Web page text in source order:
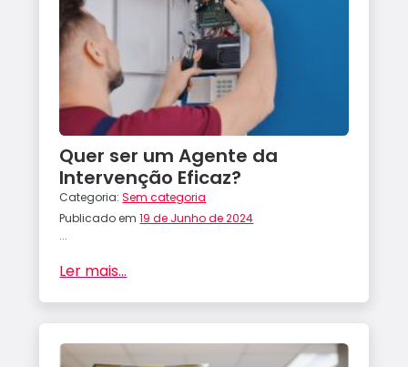
Quer ser um Agente da
Intervenção Eficaz?
Categoria:Sem categoria
Publicado em19 de Junho de 2024
...
Ler mais...